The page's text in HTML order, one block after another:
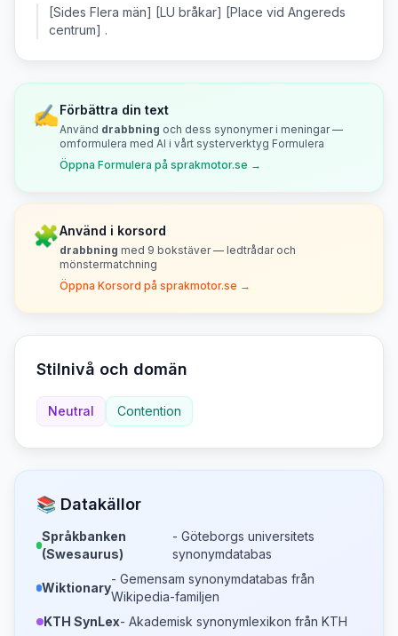
[Sides Flera män] [LU bråkar] [Place vid Angereds
centrum] .
✍️Förbättra din text
Använd drabbning och dess synonymer i meningar —
omformulera med AI i vårt systerverktyg Formulera
Öppna Formulera på sprakmotor.se →
🧩Använd i korsord
drabbning med 9 bokstäver — ledtrådar och
mönstermatchning
Öppna Korsord på sprakmotor.se →
Stilnivå och domän
Neutral Contention
📚 Datakällor
Språkbanken
(Swesaurus)
- Göteborgs universitets
synonymdatabas
Wiktionary
- Gemensam synonymdatabas från
Wikipedia-familjen
KTH SynLex- Akademisk synonymlexikon från KTH